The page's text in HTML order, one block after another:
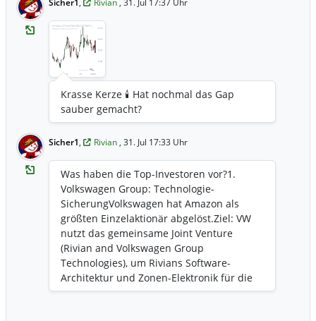
Sicher1, Rivian , 31. Jul 17:37 Uhr
Krasse Kerze 🕯️ Hat nochmal das Gap
sauber gemacht?
Sicher1, Rivian , 31. Jul 17:33 Uhr
Was haben die Top-Investoren vor? ​1.
Volkswagen Group: Technologie-
Sicherung ​Volkswagen hat Amazon als
größten Einzelaktionär abgelöst. ​Ziel: VW
nutzt das gemeinsame Joint Venture
(Rivian and Volkswagen Group
Technologies), um Rivians Software-
Architektur und Zonen-Elektronik für die
eigenen Fahrzeuge (VW, Audi, Scout) zu